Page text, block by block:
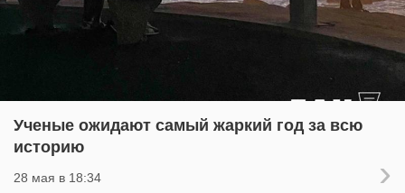
Ученые ожидают самый жаркий год за всю
историю
28 мая в 18:34